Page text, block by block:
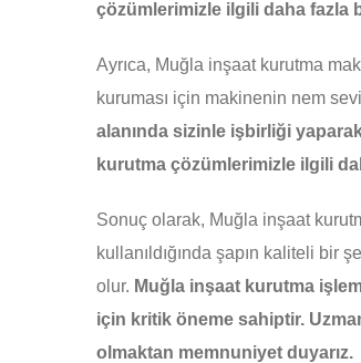
çözümlerimizle ilgili daha fazla
Ayrıca, Muğla inşaat kurutma
kuruması için makinenin nem
alanında sizinle işbirliği
kurutma çözümlerimizle ilgili
Sonuç olarak, Muğla inşaat
kullanıldığında şapın kaliteli bir
olur. Muğla inşaat kurutma
için kritik öneme sahiptir.
olmaktan memnuniyet duyarız.